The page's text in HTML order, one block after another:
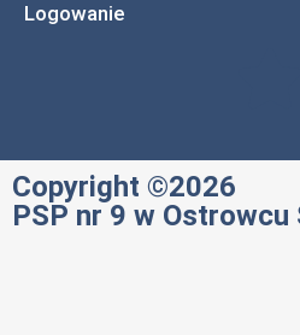
Logowanie
Copyright ©2026
PSP nr 9 w